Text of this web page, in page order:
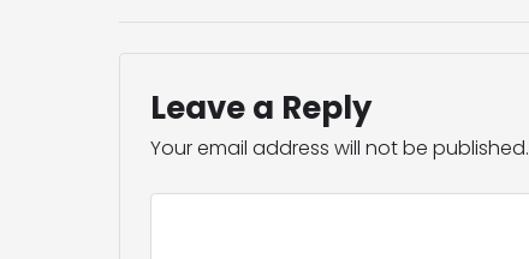
Leave a Reply
Your email address will not be published.